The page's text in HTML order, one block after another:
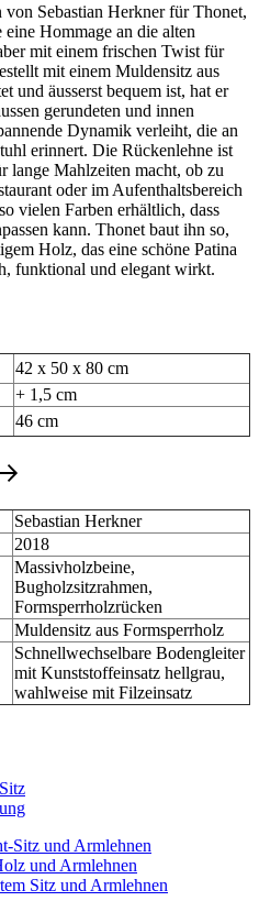
Sebastian Herkner für Thonet,
Hommage an die alten
mit einem frischen Twist für
mit einem Muldensitz aus
und äusserst bequem ist, hat er
gerundeten und innen
Dynamik verleiht, die an
erinnert. Die Rückenlehne ist
lange Mahlzeiten macht, ob zu
oder im Aufenthaltsbereich
vielen Farben erhältlich, dass
kann. Thonet baut ihn so,
Holz, das eine schöne Patina
funktional und elegant wirkt.
42 x 50 x 80 cm
+ 1,5 cm
46 cm
Sebastian Herkner
2018
Massivholzbeine,
Bugholzsitzrahmen,
Formsperrholzrücken
Muldensitz aus Formsperrholz
Schnellwechselbare Bodengleiter
mit Kunststoffeinsatz hellgrau,
wahlweise mit Filzeinsatz
Sitz und Armlehnen
und Armlehnen
Sitz und Armlehnen